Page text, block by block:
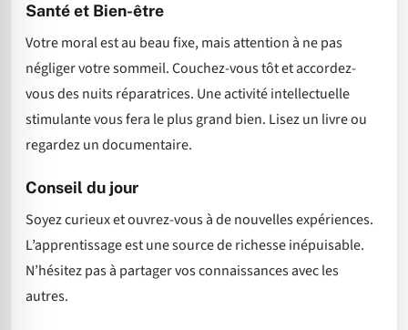
Santé et Bien-être
Votre moral est au beau fixe, mais attention à ne pas
négliger votre sommeil. Couchez-vous tôt et accordez-
vous des nuits réparatrices. Une activité intellectuelle
stimulante vous fera le plus grand bien. Lisez un livre ou
regardez un documentaire.
Conseil du jour
Soyez curieux et ouvrez-vous à de nouvelles expériences.
L’apprentissage est une source de richesse inépuisable.
N’hésitez pas à partager vos connaissances avec les
autres.